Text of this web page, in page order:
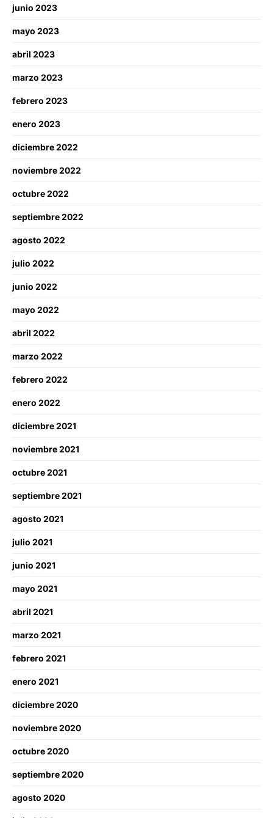
junio 2023
mayo 2023
abril 2023
marzo 2023
febrero 2023
enero 2023
diciembre 2022
noviembre 2022
octubre 2022
septiembre 2022
agosto 2022
julio 2022
junio 2022
mayo 2022
abril 2022
marzo 2022
febrero 2022
enero 2022
diciembre 2021
noviembre 2021
octubre 2021
septiembre 2021
agosto 2021
julio 2021
junio 2021
mayo 2021
abril 2021
marzo 2021
febrero 2021
enero 2021
diciembre 2020
noviembre 2020
octubre 2020
septiembre 2020
agosto 2020